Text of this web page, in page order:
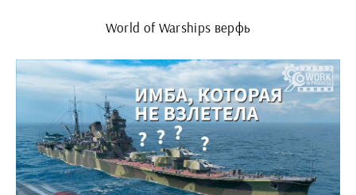
World of Warships верфь